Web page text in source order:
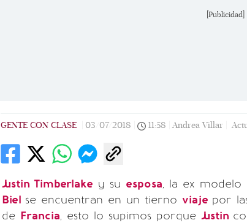
[Publicidad]
GENTE CON CLASE 03/07/2018 11:58 Andrea Villar |
Justin Timberlake y su esposa, la ex
Biel se encuentran en un tierno viaje por
de Francia, esto lo supimos porque Justin